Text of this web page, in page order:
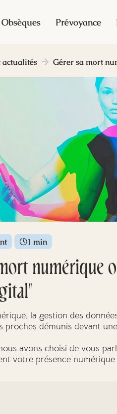
Obsèques Prévoyance
numérique
1 min
actualités Gérer sa mort
la gestion des
proches démunis devant
avons choisi de vous
votre présence